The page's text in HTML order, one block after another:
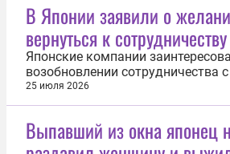
попечения матери-обезьяны и
зоопарка в Итикаве подарили
В Японии заявили о
вернуться к
Японские компании
возобновлении сотрудничества
25 июля заявил депутат
демократической партии Мунэо
взаимодействие», — отметил
ТАСС. По его словам,
25 июля 2026
Выпавший из окна японец